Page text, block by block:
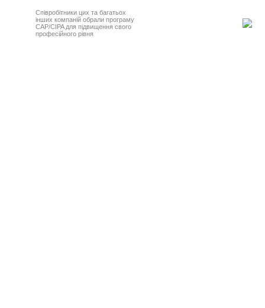
Співробітники цих та багатьох
інших компаній обрали програму
CAP/CIPA для підвищення свого
професійного рівня